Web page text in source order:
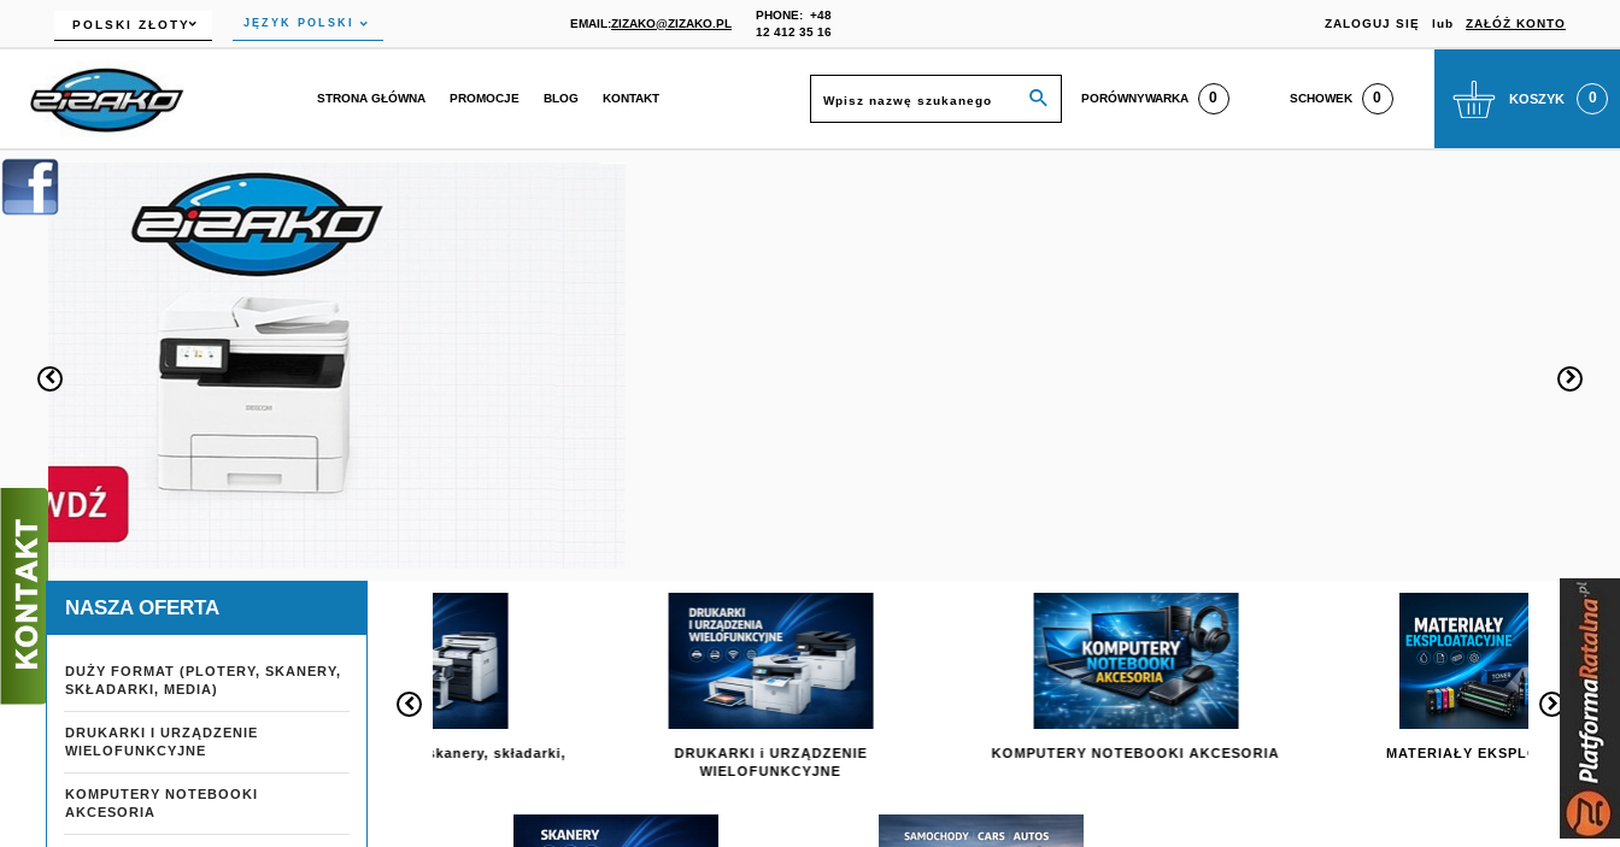
currency_h
POLSKI ZŁOTY JĘZYK POLSKI EMAIL:ZIZAKO@ZIZAKO.PL
PHONE: +48
12 412 35 16
ZALOGUJ SIĘ lub ZAŁÓŻ KONTO
STRONA GŁÓWNA PROMOCJE BLOG KONTAKT PORÓWNYWARKA SCHOWEK KOSZYK 0
NASZA OFERTA
DUŻY FORMAT (PLOTERY, SKANERY,
SKŁADARKI, MEDIA)
DRUKARKI I URZĄDZENIE
WIELOFUNKCYJNE
KOMPUTERY NOTEBOOKI
AKCESORIA
DUŻY FORMAT (Plotery, skanery, składarki,
media)
DRUKARKI i URZĄDZENIE
KOMPUTERY NOTEBOOKI AKCESORIA MATERIAŁY EKSPLOATACYJNE